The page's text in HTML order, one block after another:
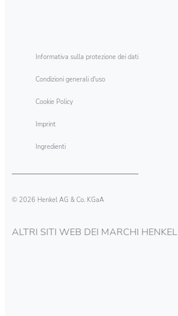
Informativa sulla protezione dei dati
Condizioni generali d'uso
Cookie Policy
Imprint
Ingredienti
© 2026 Henkel AG & Co. KGaA
ALTRI SITI WEB DEI MARCHI HENKEL